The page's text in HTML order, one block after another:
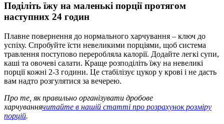
Поділіть їжу на маленькі порції протягом
наступних 24 годин
Плавне повернення до нормального харчування – ключ до
успіху. Спробуйте їсти невеликими порціями, щоб система
травлення поступово переробляла калорії. Додайте легкі супи,
каші та овочеві салати. Краще розподіліть їжу на невеликі
порції кожні 2-3 години. Це стабілізує цукор у крові і не дасть
вам надто розгулятися за вечерею.
Про те, як правильно організувати дробове
харчуваннячитайте в нашій статті про розрахунок розміру
порцій.